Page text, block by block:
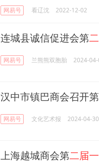
网易号 看辽沈 2022-12-02
连城县诚信促进会第
网易号 兰熊熊双胞胎 2024-04-
汉中市镇巴商会召开第
网易号 文化艺术报 2024-04-30
上海越城商会第二届